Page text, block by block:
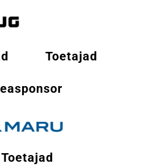
Toetajad
Toetajad